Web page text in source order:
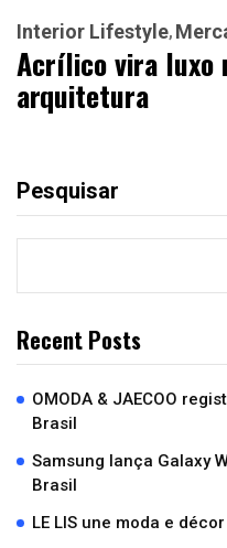
Interior Lifestyle
Acrílico vira luxo
arquitetura
Pesquisar
Recent Posts
OMODA & JAECOO
Brasil
Samsung lança Galaxy
Brasil
LE LIS une moda e